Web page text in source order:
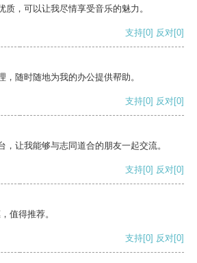
质，可以让我尽情享受音乐的魅力。
支持[0] 反对[0]
，随时随地为我的办公提供帮助。
支持[0] 反对[0]
，让我能够与志同道合的朋友一起交流。
支持[0] 反对[0]
值得推荐。
支持[0] 反对[0]